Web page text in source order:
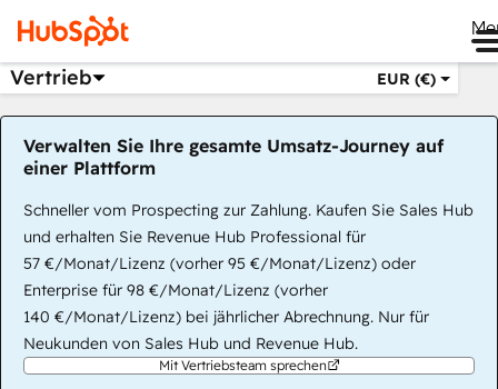
Vertrieb EUR (€)
Verwalten Sie Ihre gesamte Umsatz-Journey auf
einer Plattform
Schneller vom Prospecting zur Zahlung. Kaufen Sie Sales Hub
und erhalten Sie Revenue Hub Professional für
57 €/Monat/Lizenz (vorher 95 €/Monat/Lizenz) oder
Enterprise für 98 €/Monat/Lizenz (vorher
140 €/Monat/Lizenz) bei jährlicher Abrechnung. Nur für
Neukunden von Sales Hub und Revenue Hub.
Mit Vertriebsteam sprechen